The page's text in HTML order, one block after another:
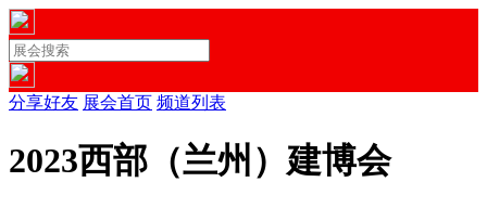
分享好友 展会首页 频道列表
2023西部（兰州）建博会